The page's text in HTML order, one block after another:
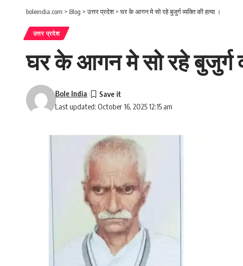
boleindia.com > Blog >उत्तर प्रदेश>घर के आगन मे सो रहे बुजुर्ग व्यक्ति की हत्या ।
उत्तर प्रदेश
घर के आगन मे सो रहे बुजुर्ग
Last updated: October 16, 2025 12:15 am
Bole India